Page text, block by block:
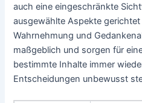
auch eine eingeschränkte
ausgewählte Aspekte
Wahrnehmung und
maßgeblich und sorgen für
bestimmte Inhalte immer
Entscheidungen unbewusst